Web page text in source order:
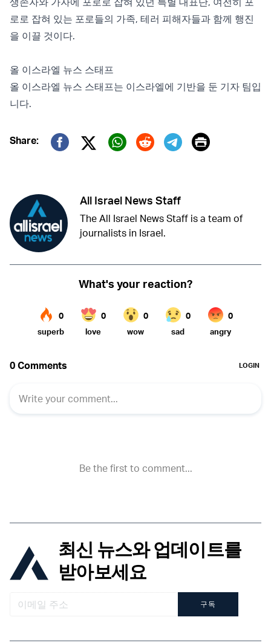
로로 잡혀 있는 포로들의 가족, 테러 피해자들과 함께 행진
을 이끌 것이다.
올 이스라엘 뉴스 스태프
올 이스라엘 뉴스 스태프는 이스라엘에 기반을 둔 기자 팀입
니다.
Share:
Twitter (X)
Print
All Israel News Staff
The All Israel News Staff is a team of
journalists in Israel.
최신 뉴스와 업데이트를
받아보세요
구독